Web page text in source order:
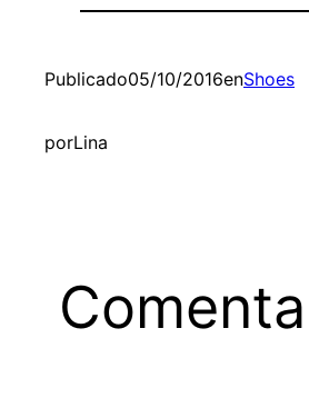
Publicado05/10/2016enShoes
porLina